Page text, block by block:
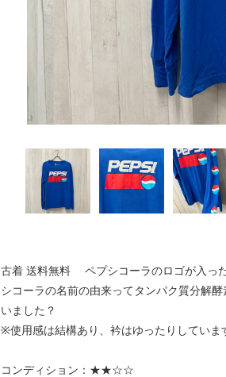
古着 送料無料 ペプシコーラのロゴが入っ
シコーラの名前の由来ってタンパク質分解
いました？
※使用感は結構あり、衿はゆったりしてい
コンディション：★★☆☆